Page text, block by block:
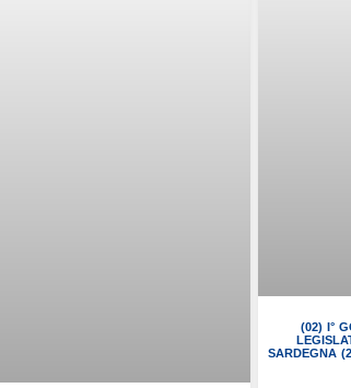
(02) I°
SARDEGNA